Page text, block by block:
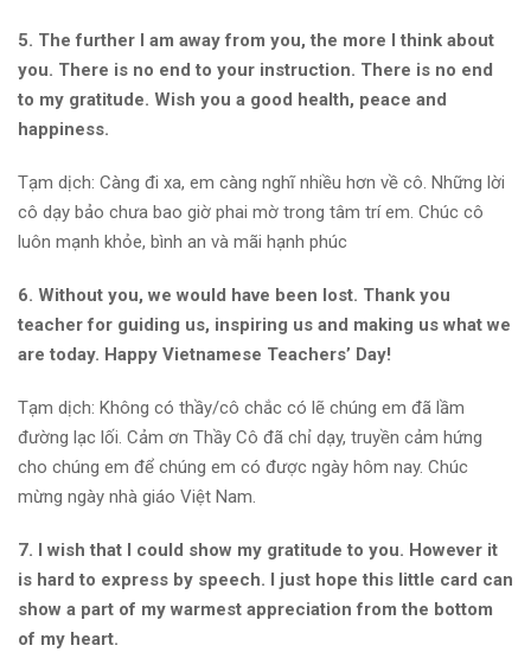
5. The further I am away from you, the more I think about
you. There is no end to your instruction. There is no end
to my gratitude. Wish you a good health, peace and
happiness.
Tạm dịch: Càng đi xa, em càng nghĩ nhiều hơn về cô. Những lời
cô dạy bảo chưa bao giờ phai mờ trong tâm trí em. Chúc cô
luôn mạnh khỏe, bình an và mãi hạnh phúc
6. Without you, we would have been lost. Thank you
teacher for guiding us, inspiring us and making us what we
are today. Happy Vietnamese Teachers’ Day!
Tạm dịch: Không có thầy/cô chắc có lẽ chúng em đã lầm
đường lạc lối. Cảm ơn Thầy Cô đã chỉ dạy, truyền cảm hứng
cho chúng em để chúng em có được ngày hôm nay. Chúc
mừng ngày nhà giáo Việt Nam.
7. I wish that I could show my gratitude to you. However it
is hard to express by speech. I just hope this little card can
show a part of my warmest appreciation from the bottom
of my heart.